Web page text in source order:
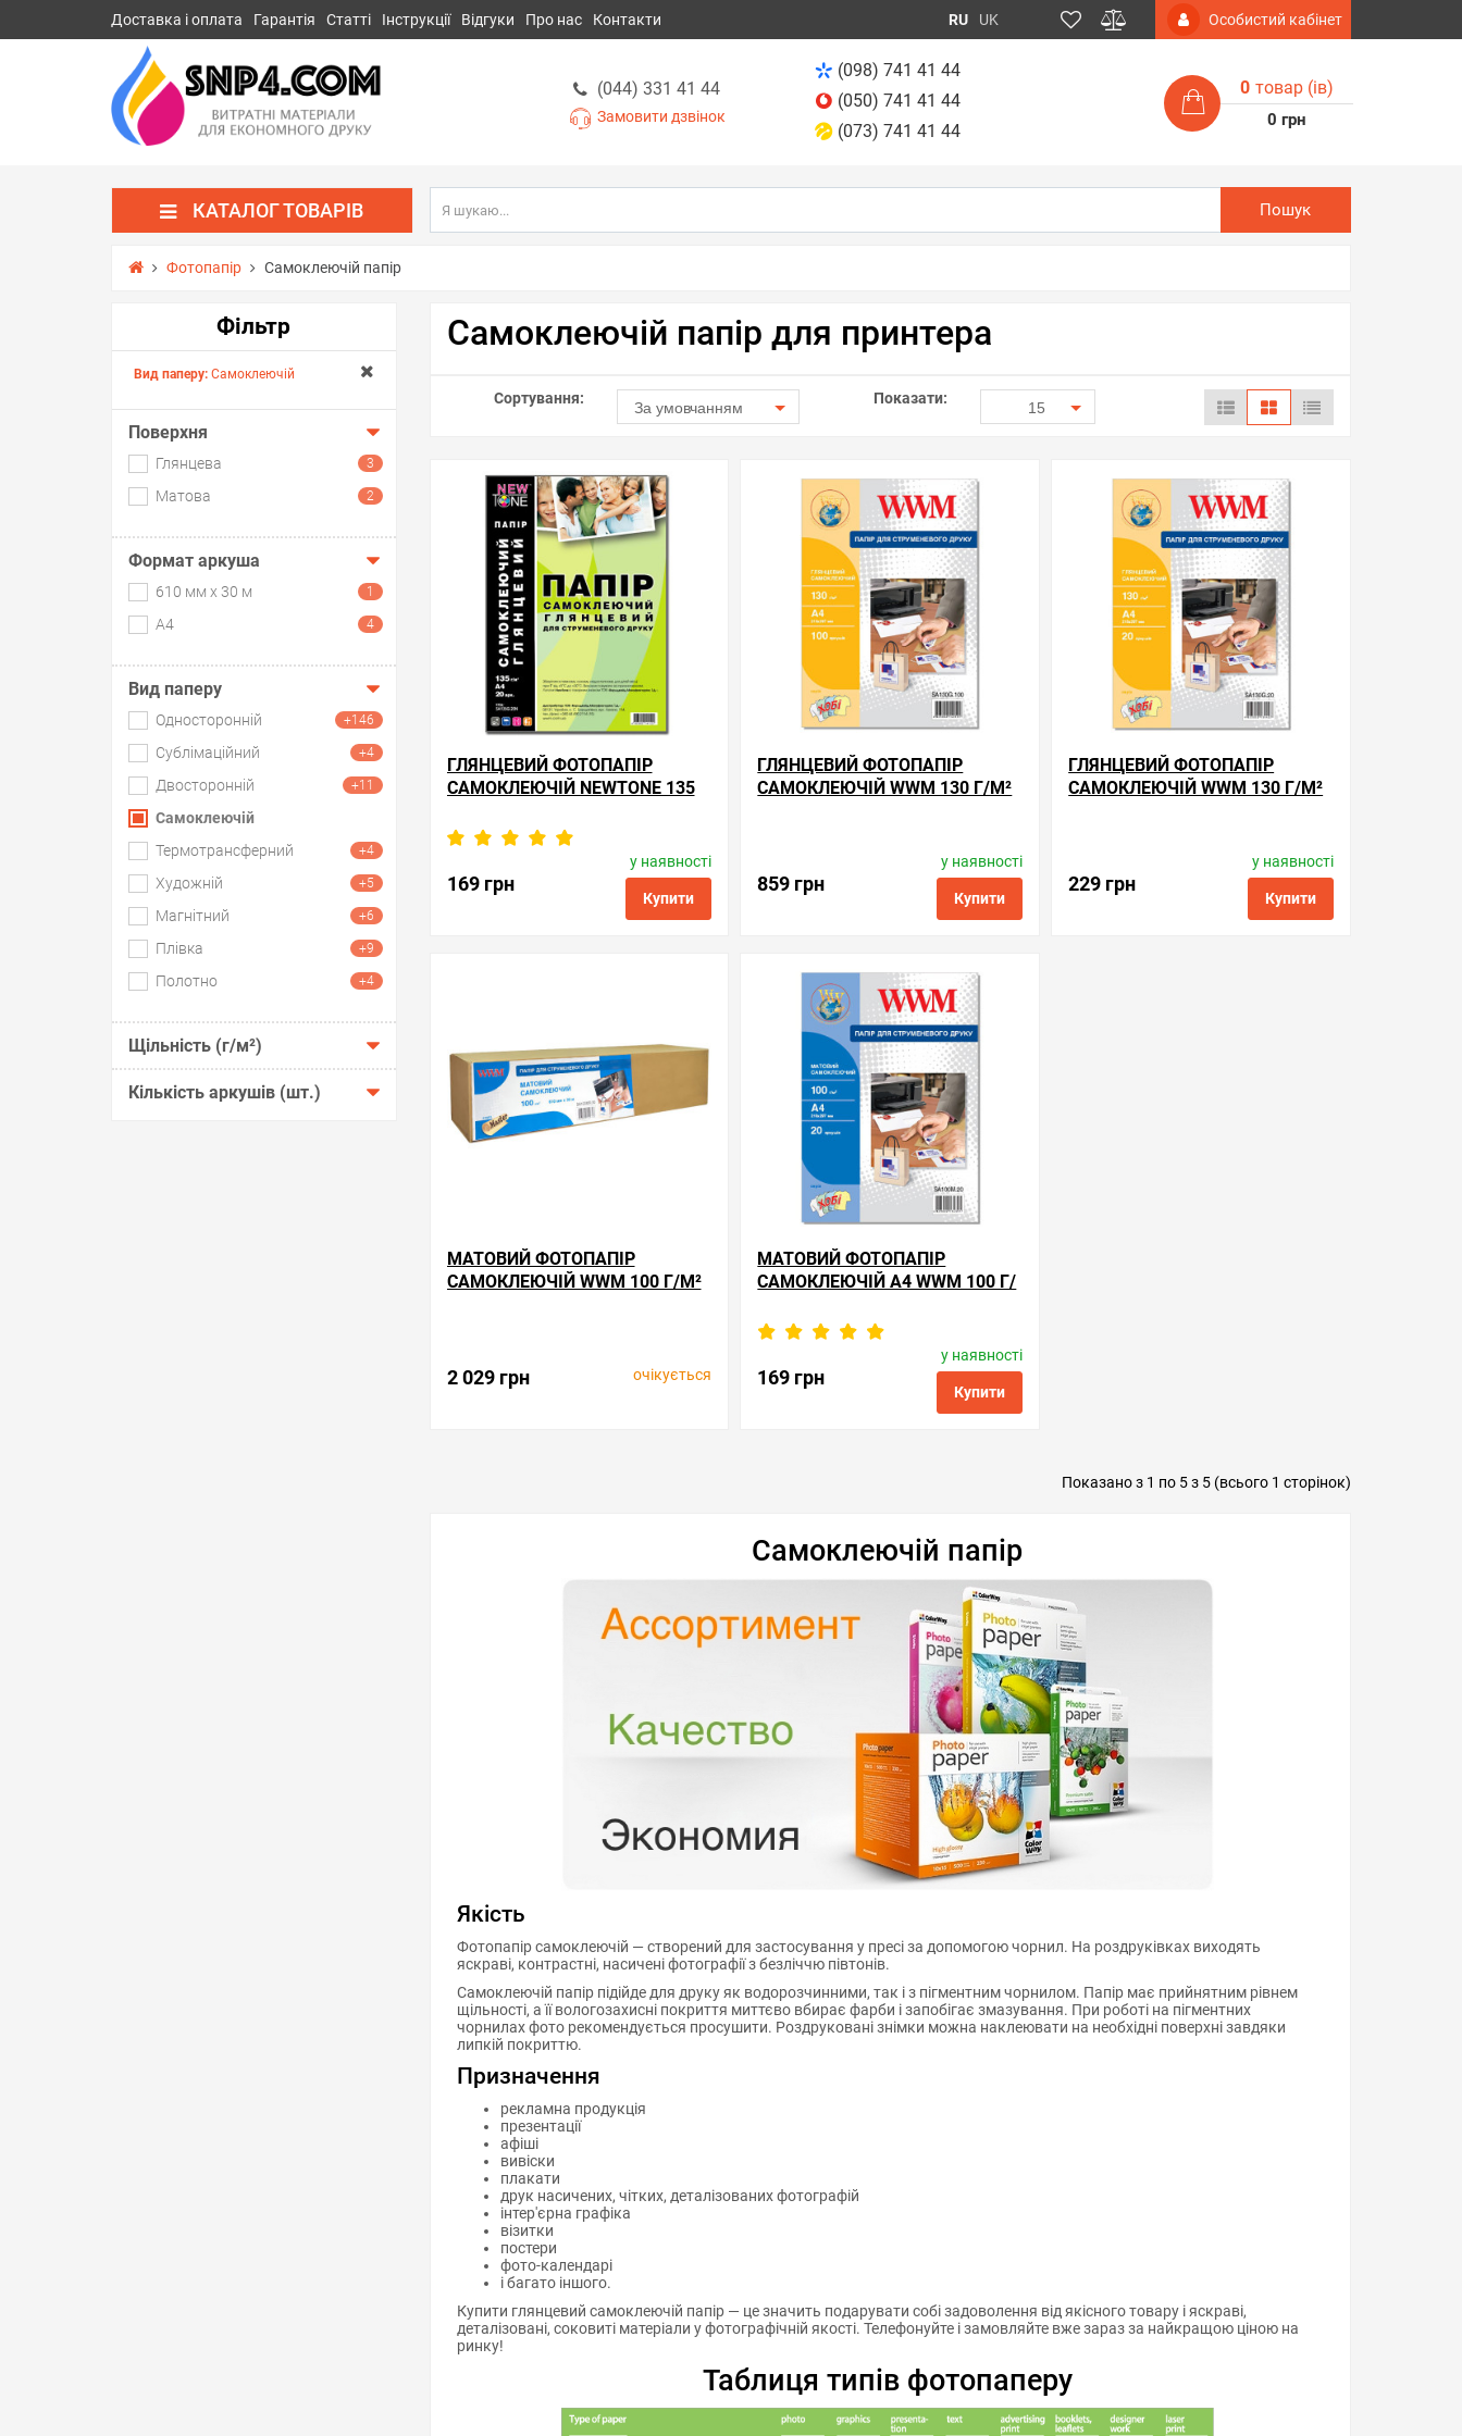
Доставка і оплата Гарантія Статті Інструкції Відгуки Про нас Контакти RU UK Особистий кабінет
(044) 331 41 44
Замовити дзвінок
(098) 741 41 44
(050) 741 41 44
(073) 741 41 44
0 товар (iв)
0 грн
КАТАЛОГ ТОВАРІВ Пошук
Фотопапір Самоклеючій папір
Фільтр
Вид паперу: Самоклеючій
Поверхня
Глянцева 3
Матова 2
Формат аркуша
610 мм х 30 м 1
А4 4
Вид паперу
Односторонній +146
Сублімаційний +4
Двосторонній +11
Самоклеючій
Термотрансферний
+4
Художній +5
Магнітний +6
Плівка +9
Полотно +4
Щільність (г/м²)
Кількість аркушів (шт.)
Самоклеючій папір для принтера
Сортування:
За умовчанням
Показати:
15
ГЛЯНЦЕВИЙ ФОТОПАПІР
САМОКЛЕЮЧІЙ NEWTONE 135
169 грн
у наявності
Купити
WWM
Код товару:
sa135g.20n
ГЛЯНЦЕВИЙ ФОТОПАПІР
САМОКЛЕЮЧІЙ WWM 130 Г/М²
859 грн
у наявності
Купити
WWM
Код товару:
sa130g.100
порівняння купити в 1 клік
ГЛЯНЦЕВИЙ ФОТОПАПІР
САМОКЛЕЮЧІЙ WWM 130 Г/М²
229 грн
у наявності
Купити
WWM
Код товару:
sa130g.20
МАТОВИЙ ФОТОПАПІР
САМОКЛЕЮЧІЙ WWM 100 Г/М²
2 029 грн очікується
Код товару:
sa100mr.30
МАТОВИЙ ФОТОПАПІР
САМОКЛЕЮЧІЙ А4 WWM 100 Г/
169 грн
у наявності
Купити
WWM
Код товару:
sa100m.20
Показано з 1 по 5 з 5 (всього 1 сторінок)
Самоклеючій папір
Якість
Фотопапір самоклеючій — створений для застосування у пресі за допомогою чорнил. На роздруківках виходять
яскраві, контрастні, насичені фотографії з безліччю півтонів.
Самоклеючій папір підійде для друку як водорозчинними, так і з пігментним чорнилом. Папір має прийнятним рівнем
щільності, а її вологозахисні покриття миттєво вбирає фарби і запобігає змазування. При роботі на пігментних
чорнилах фото рекомендується просушити. Роздруковані знімки можна наклеювати на необхідні поверхні завдяки
липкій покриттю.
Призначення
рекламна продукція
презентації
афіші
вивіски
плакати
друк насичених, чітких, деталізованих фотографій
інтер'єрна графіка
візитки
постери
фото-календарі
і багато іншого.
Купити глянцевий самоклеючій папір — це значить подарувати собі задоволення від якісного товару і яскраві,
деталізовані, соковиті матеріали у фотографічній якості. Телефонуйте і замовляйте вже зараз за найкращою ціною на
ринку!
Таблиця типів фотопаперу